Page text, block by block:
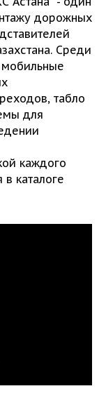
дорожных
Среди
табло
для
каждого
каталоге